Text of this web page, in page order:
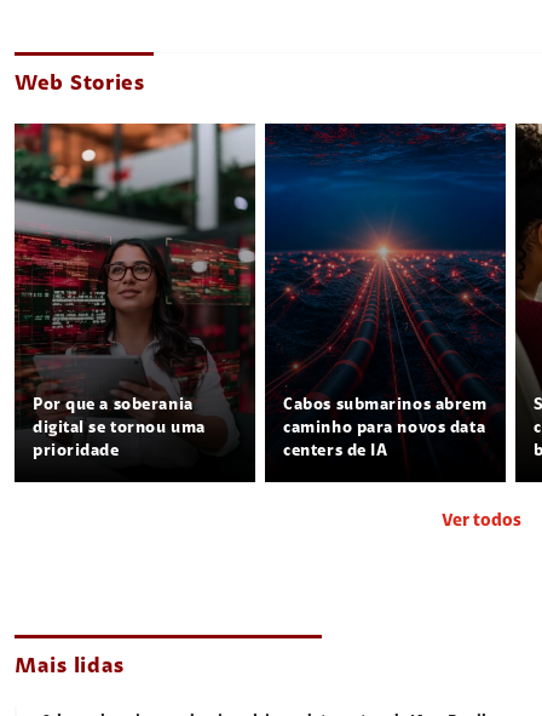
Web Stories
Por que a soberania
digital se tornou uma
prioridade
Cabos submarinos abrem
caminho para novos data
centers de IA
Ver todos
Mais lidas